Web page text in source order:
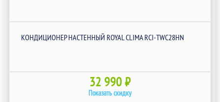
КОНДИЦИОНЕР НАСТЕННЫЙ ROYAL CLIMA RCI-TWC28HN
32 990 ₽
Показать скидку